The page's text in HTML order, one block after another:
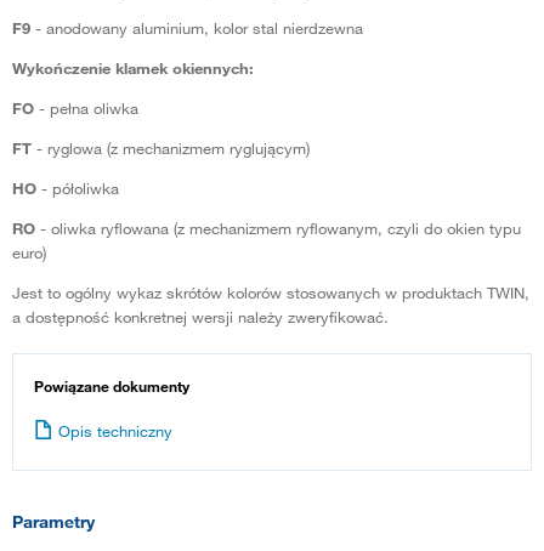
F9 - anodowany aluminium, kolor stal nierdzewna
Wykończenie klamek okiennych:
FO - pełna oliwka
FT - ryglowa (z mechanizmem ryglującym)
HO - półoliwka
RO - oliwka ryflowana (z mechanizmem ryflowanym, czyli do okien typu
euro)
Jest to ogólny wykaz skrótów kolorów stosowanych w produktach TWIN,
a dostępność konkretnej wersji należy zweryfikować.
Powiązane dokumenty
Opis techniczny
Parametry